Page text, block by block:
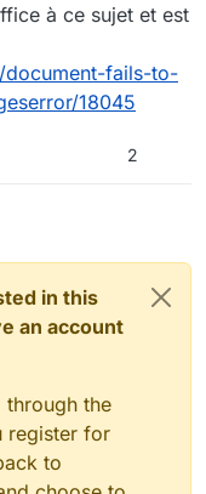
à ce sujet et est
fails-to-
18045
2
in this
an account
the
register for
to